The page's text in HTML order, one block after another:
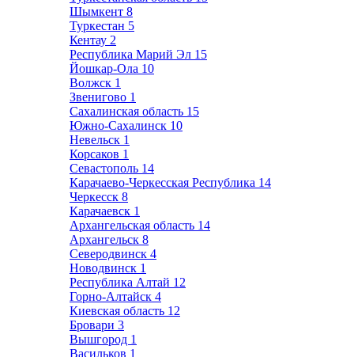
Шымкент 8
Туркестан 5
Кентау 2
Республика Марий Эл 15
Йошкар-Ола 10
Волжск 1
Звенигово 1
Сахалинская область 15
Южно-Сахалинск 10
Невельск 1
Корсаков 1
Севастополь 14
Карачаево-Черкесская Республика 14
Черкесск 8
Карачаевск 1
Архангельская область 14
Архангельск 8
Северодвинск 4
Новодвинск 1
Республика Алтай 12
Горно-Алтайск 4
Киевская область 12
Бровари 3
Вышгород 1
Васильков 1